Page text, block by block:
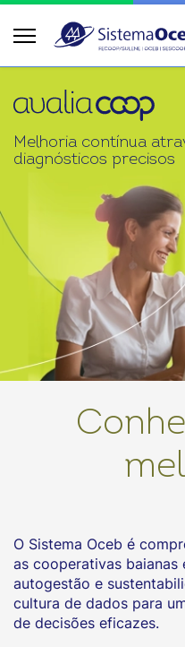
Melhoria contínua
diagnósticos precisos
O Sistema Oceb é
as cooperativas baianas
autogestão e
cultura de dados para
de decisões eficazes.